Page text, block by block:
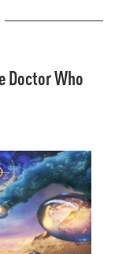
Doctor Who